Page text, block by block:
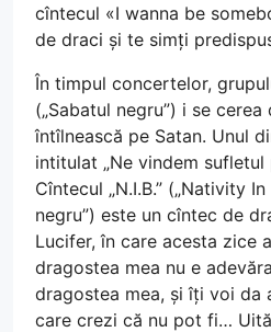
cîntecul «I wanna be
de draci și te simți
În timpul concertelor,
(„Sabatul negru”) i se
întîlnească pe Satan. Unul
intitulat „Ne vindem sufletul
Cîntecul „N.I.B.” („Nativity
negru”) este un cîntec de
Lucifer, în care acesta zice
dragostea mea nu e
dragostea mea, și îți voi da
care crezi că nu pot fi…